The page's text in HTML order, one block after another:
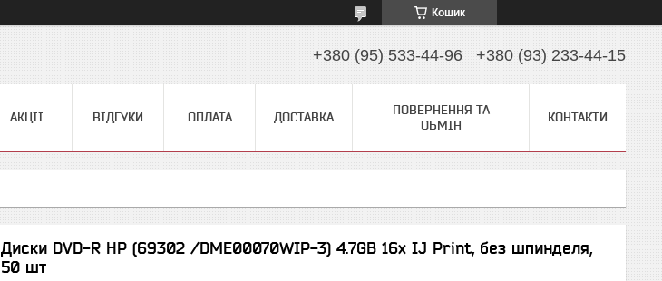
Кошик
+380 (95) 533-44-96 +380 (93) 233-44-15
АКЦІЇ ВІДГУКИ ОПЛАТА ДОСТАВКА
ПОВЕРНЕННЯ ТА
ОБМІН
КОНТАКТИ
Диски DVD-R HP (69302 /DME00070WIP-3) 4.7GB 16x IJ Print, без шпинделя,
50 шт